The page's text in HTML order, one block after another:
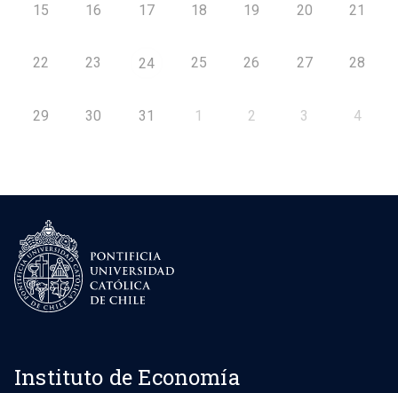
15 16 17 18 19 20 21
22 23 24 25 26 27 28
29 30 31 1 2 3 4
Instituto de Economía